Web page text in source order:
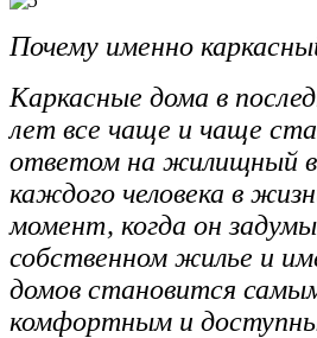
Почему именно
Каркасные дома в
лет все чаще и чаще
ответом на жилищный
каждого человека в
момент, когда он
собственном жилье и
домов становится
комфортным и